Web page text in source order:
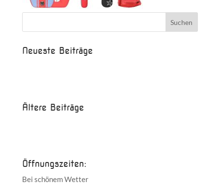
Neueste Beiträge
Ältere Beiträge
Öffnungszeiten:
Bei schönem Wetter